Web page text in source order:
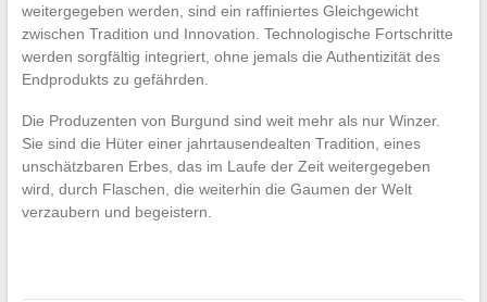
weitergegeben werden, sind ein raffiniertes Gleichgewicht
zwischen Tradition und Innovation. Technologische Fortschritte
werden sorgfältig integriert, ohne jemals die Authentizität des
Endprodukts zu gefährden.
Die Produzenten von Burgund sind weit mehr als nur Winzer.
Sie sind die Hüter einer jahrtausendealten Tradition, eines
unschätzbaren Erbes, das im Laufe der Zeit weitergegeben
wird, durch Flaschen, die weiterhin die Gaumen der Welt
verzaubern und begeistern.